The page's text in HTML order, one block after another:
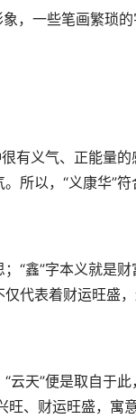
，一些笔画繁琐
有义气、正能量
所以，“义康华”
“鑫”字本义就是
代表着财运旺盛，
云天”便是取自于
、财运旺盛，寓